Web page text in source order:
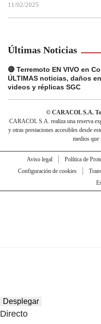
11/02/2025
Últimas Noticias
🔴 Terremoto EN VIVO en
ÚLTIMAS noticias, daños
videos y réplicas SGC
© CARACOL S.A.
CARACOL S.A. realiza una reserva
y otras prestaciones accesibles desde
medios que
Aviso legal Política de
Configuración de cookies
Desplegar
Directo